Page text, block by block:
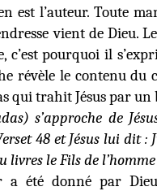
est l’auteur. Toute
vient de Dieu.
c’est pourquoi il
révèle le contenu du
qui trahit Jésus par un
s’approche de
48 et Jésus lui dit :
livres le Fils de
a été donné par